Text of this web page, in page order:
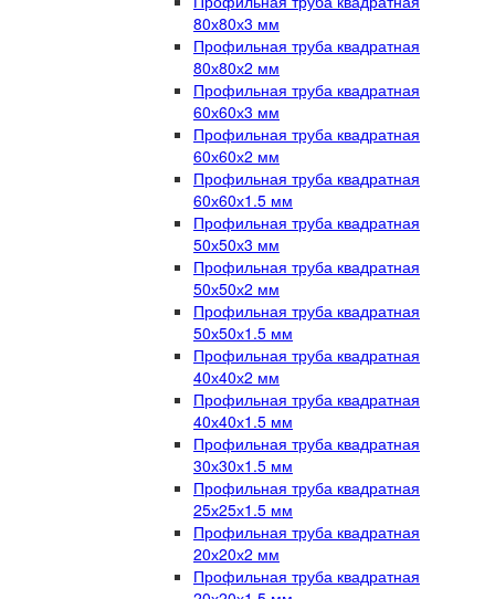
80х80х3 мм
Профильная труба квадратная
80х80х2 мм
Профильная труба квадратная
60х60х3 мм
Профильная труба квадратная
60х60х2 мм
Профильная труба квадратная
60х60х1.5 мм
Профильная труба квадратная
50х50х3 мм
Профильная труба квадратная
50х50х2 мм
Профильная труба квадратная
50х50х1.5 мм
Профильная труба квадратная
40х40х2 мм
Профильная труба квадратная
40х40х1.5 мм
Профильная труба квадратная
30х30х1.5 мм
Профильная труба квадратная
25х25х1.5 мм
Профильная труба квадратная
20х20х2 мм
Профильная труба квадратная